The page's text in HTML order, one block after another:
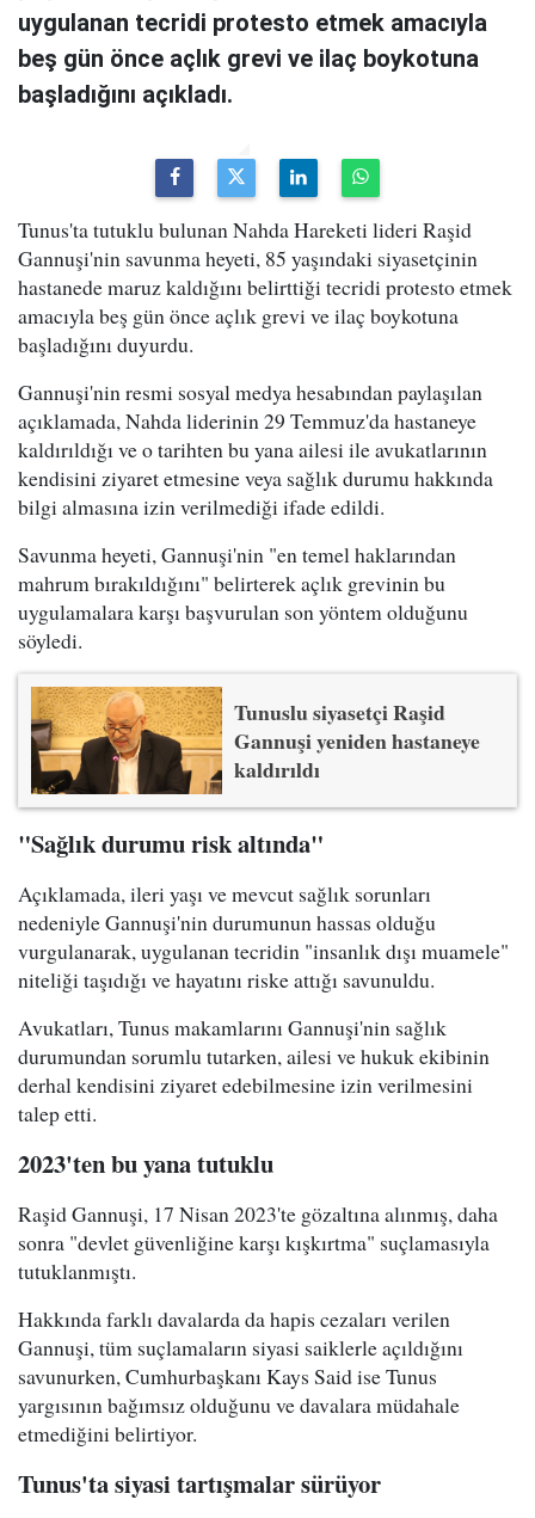
uygulanan tecridi protesto etmek amacıyla
beş gün önce açlık grevi ve ilaç boykotuna
başladığını açıkladı.
Tunus'ta tutuklu bulunan Nahda Hareketi lideri Raşid
Gannuşi'nin savunma heyeti, 85 yaşındaki siyasetçinin
hastanede maruz kaldığını belirttiği tecridi protesto etmek
amacıyla beş gün önce açlık grevi ve ilaç boykotuna
başladığını duyurdu.
Gannuşi'nin resmi sosyal medya hesabından paylaşılan
açıklamada, Nahda liderinin 29 Temmuz'da hastaneye
kaldırıldığı ve o tarihten bu yana ailesi ile avukatlarının
kendisini ziyaret etmesine veya sağlık durumu hakkında
bilgi almasına izin verilmediği ifade edildi.
Savunma heyeti, Gannuşi'nin "en temel haklarından
mahrum bırakıldığını" belirterek açlık grevinin bu
uygulamalara karşı başvurulan son yöntem olduğunu
söyledi.
Tunuslu siyasetçi Raşid
Gannuşi yeniden hastaneye
kaldırıldı
"Sağlık durumu risk altında"
Açıklamada, ileri yaşı ve mevcut sağlık sorunları
nedeniyle Gannuşi'nin durumunun hassas olduğu
vurgulanarak, uygulanan tecridin "insanlık dışı muamele"
niteliği taşıdığı ve hayatını riske attığı savunuldu.
Avukatları, Tunus makamlarını Gannuşi'nin sağlık
durumundan sorumlu tutarken, ailesi ve hukuk ekibinin
derhal kendisini ziyaret edebilmesine izin verilmesini
talep etti.
2023'ten bu yana tutuklu
Raşid Gannuşi, 17 Nisan 2023'te gözaltına alınmış, daha
sonra "devlet güvenliğine karşı kışkırtma" suçlamasıyla
tutuklanmıştı.
Hakkında farklı davalarda da hapis cezaları verilen
Gannuşi, tüm suçlamaların siyasi saiklerle açıldığını
savunurken, Cumhurbaşkanı Kays Said ise Tunus
yargısının bağımsız olduğunu ve davalara müdahale
etmediğini belirtiyor.
Tunus'ta siyasi tartışmalar sürüyor